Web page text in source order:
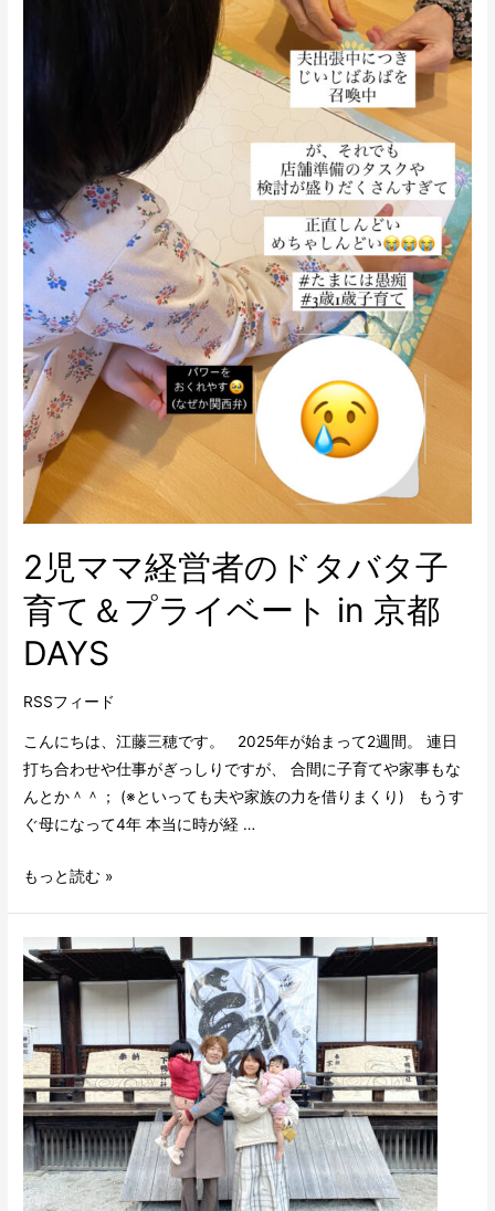
2児ママ経営者のドタバタ子
育て＆プライベート in 京都
DAYS
RSSフィード
こんにちは、江藤三穂です。 2025年が始まって2週間。 連日
打ち合わせや仕事がぎっしりですが、 合間に子育てや家事もな
んとか＾＾； (※といっても夫や家族の力を借りまくり) もうす
ぐ母になって4年 本当に時が経 …
もっと読む »